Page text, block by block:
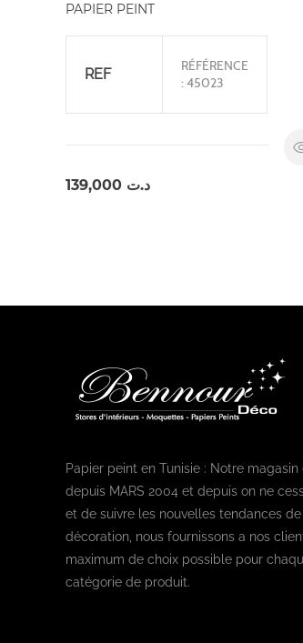
PAPIER PEINT
REF
RÉFÉRENCE
: 45023
د.ت
Papier peint en Tunisie : Notre magasin
depuis MARS 2004 et depuis on ne
et de suivre les nouvelles tendances de
décoration, nous fournissons a nos
maximum de choix possible pour
catégorie de produit.